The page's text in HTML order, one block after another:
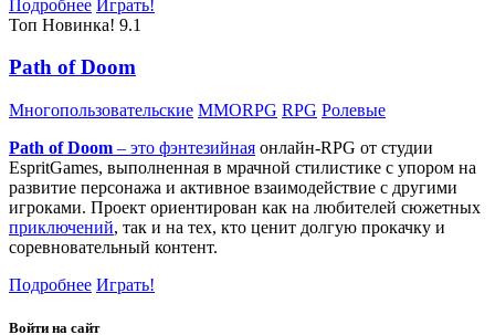
Подробнее Играть!
Топ Новинка! 9.1
Path of Doom
Многопользовательские MMORPG RPG Ролевые
Path of Doom – это фэнтезийная онлайн-RPG от студии
EspritGames, выполненная в мрачной стилистике с упором на
развитие персонажа и активное взаимодействие с другими
игроками. Проект ориентирован как на любителей сюжетных
приключений, так и на тех, кто ценит долгую прокачку и
соревновательный контент.
Подробнее Играть!
Войти на сайт